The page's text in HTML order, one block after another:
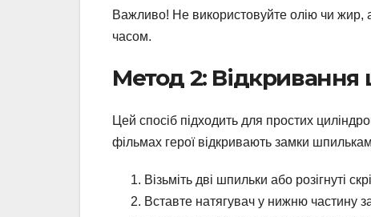
Важливо! Не використовуйте олію чи жир,
часом.
Метод 2:
Цей спосіб підходить для простих
фільмах герої відкривають замки
Візьміть дві шпильки або розігнуті
Вставте натягувач у нижню частину